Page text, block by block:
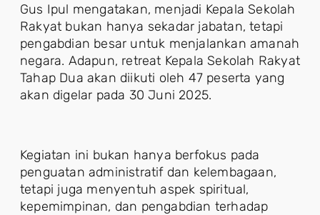
Gus Ipul mengatakan, menjadi Kepala Sekolah
Rakyat bukan hanya sekadar jabatan, tetapi
pengabdian besar untuk menjalankan amanah
negara. Adapun, retreat Kepala Sekolah Rakyat
Tahap Dua akan diikuti oleh 47 peserta yang
akan digelar pada 30 Juni 2025.
Kegiatan ini bukan hanya berfokus pada
penguatan administratif dan kelembagaan,
tetapi juga menyentuh aspek spiritual,
kepemimpinan, dan pengabdian terhadap